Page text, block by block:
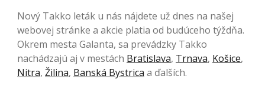
Nový Takko leták u nás nájdete už dnes na našej
webovej stránke a akcie platia od budúceho týždňa.
Okrem mesta Galanta, sa prevádzky Takko
nachádzajú aj v mestách Bratislava, Trnava, Košice,
Nitra, Žilina, Banská Bystrica a ďalších.